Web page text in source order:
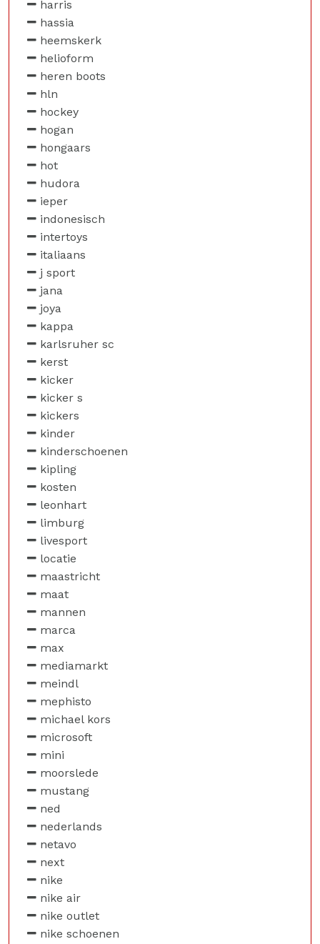
harris
hassia
heemskerk
helioform
heren boots
hln
hockey
hogan
hongaars
hot
hudora
ieper
indonesisch
intertoys
italiaans
j sport
jana
joya
kappa
karlsruher sc
kerst
kicker
kicker s
kickers
kinder
kinderschoenen
kipling
kosten
leonhart
limburg
livesport
locatie
maastricht
maat
mannen
marca
max
mediamarkt
meindl
mephisto
michael kors
microsoft
mini
moorslede
mustang
ned
nederlands
netavo
next
nike
nike air
nike outlet
nike schoenen